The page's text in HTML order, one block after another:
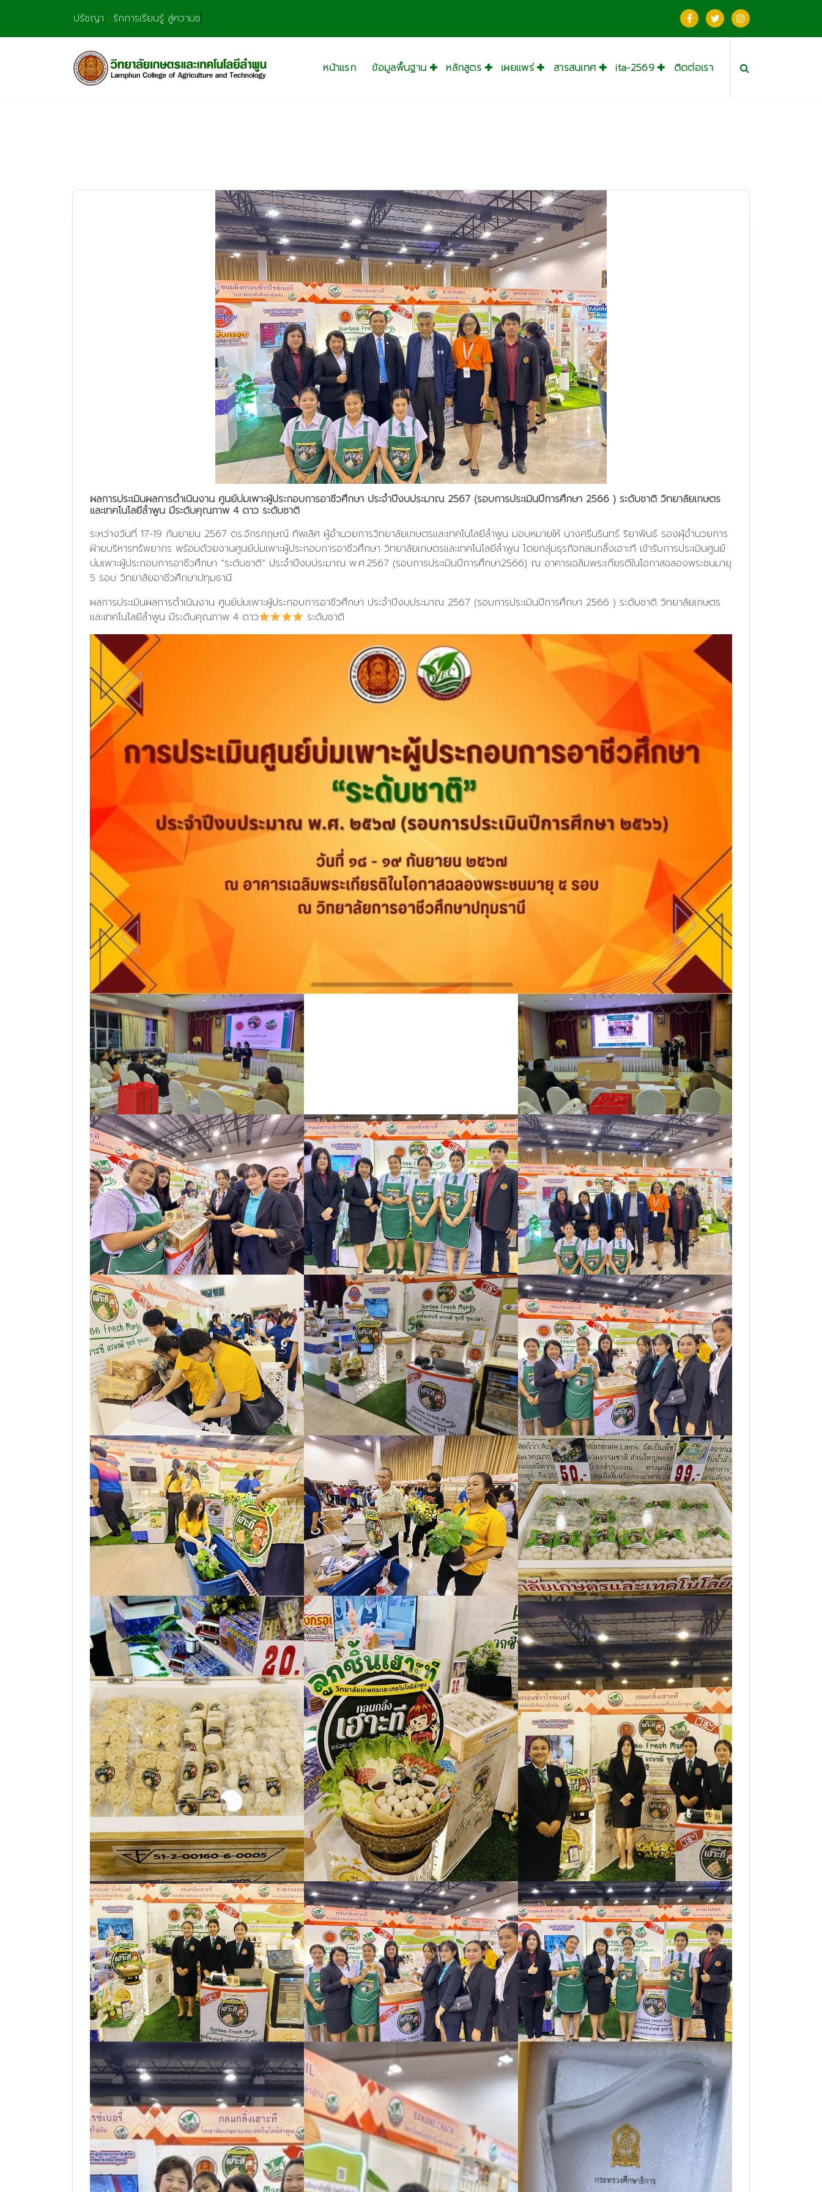
content
ปรัชญา : รักการเรียนรู้ สู่ความชำนาญ มุ่งการสร้างส
หน้าแรก ข้อมูลพื้นฐาน หลักสูตร เผยแพร่ สารสนเทศ ita-2569 ติดต่อเรา
ผลการประเมินผลการดำเนินงาน ศูนย์บ่มเพาะผู้ประกอบการอาชีวศึกษา ประจำปีงบประมาณ 2567 (รอบการประเมินปีการศึกษา 2566 ) ระดับชาติ วิทยาลัยเกษตร
และเทคโนโลยีลำพูน มีระดับคุณภาพ 4 ดาว ระดับชาติ
ระหว่างวันที่ 17-19 กันยายน 2567 ดร.จักรกฤษณ์ ทิพเลิศ ผู้อำนวยการวิทยาลัยเกษตรและเทคโนโลยีลำพูน มอบหมายให้ นางศรีนรินทร์ ริยาพันธ์ รองผุ้อำนวยการ
ฝ่ายบริหารทรัพยากร พร้อมด้วยงานศูนย์บ่มเพาะผู้ประกอบการอาชีวศึกษา วิทยาลัยเกษตรและเทคโนโลยีลำพูน โดยกลุ่มธุรกิจกลมกลิ้งเฮาะที เข้ารับการประเมินศูนย์
บ่มเพาะผู้ประกอบการอาชีวศึกษา “ระดับชาติ” ประจำปีงบประมาณ พ.ศ.2567 (รอบการประเมินปีการศึกษา2566) ณ อาคารเฉลิมพระเกียรติในโอกาสฉลองพระชนมายุ
5 รอบ วิทยาลัยอาชีวศึกษาปทุมธานี
ผลการประเมินผลการดำเนินงาน ศูนย์บ่มเพาะผู้ประกอบการอาชีวศึกษา ประจำปีงบประมาณ 2567 (รอบการประเมินปีการศึกษา 2566 ) ระดับชาติ วิทยาลัยเกษตร
และเทคโนโลยีลำพูน มีระดับคุณภาพ 4 ดาว
ระดับชาติ